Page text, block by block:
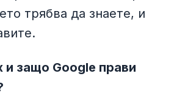
трябва да знаете, и
и защо Google прави